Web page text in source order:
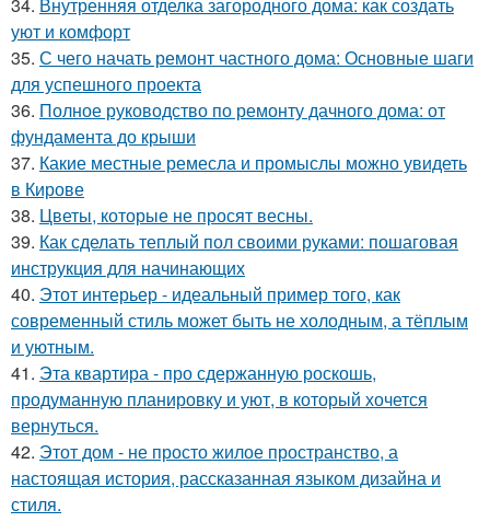
уют и комфорт
35. С чего начать ремонт частного дома: Основные шаги
для успешного проекта
36. Полное руководство по ремонту дачного дома: от
фундамента до крыши
37. Какие местные ремесла и промыслы можно увидеть
в Кирове
38. Цветы, которые не просят весны.
39. Как сделать теплый пол своими руками: пошаговая
инструкция для начинающих
40. Этот интерьер - идеальный пример того, как
современный стиль может быть не холодным, а тёплым
и уютным.
41. Эта квартира - про сдержанную роскошь,
продуманную планировку и уют, в который хочется
вернуться.
42. Этот дом - не просто жилое пространство, а
настоящая история, рассказанная языком дизайна и
стиля.